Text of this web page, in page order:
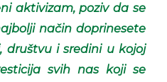
aktivizam, poziv da se
način doprinesete
društvu i sredini u kojoj
svih nas koji se